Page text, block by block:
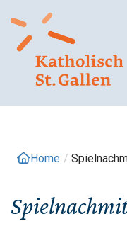
zum
Inhalt
Home /